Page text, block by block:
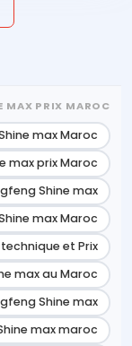
MAX PRIX MAROC
max Maroc
max prix Maroc
Shine max
max Maroc
et Prix
max au Maroc
Shine max
max maroc